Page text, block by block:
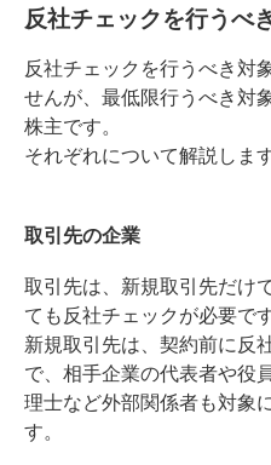
反社チェックを行うべ
反社チェックを行うべき対
せんが、最低限行うべき対
株主です。
それぞれについて解説します
取引先の企業
取引先は、新規取引先だけ
ても反社チェックが必要です
新規取引先は、契約前に反
で、相手企業の代表者や役
理士など外部関係者も対象
す。